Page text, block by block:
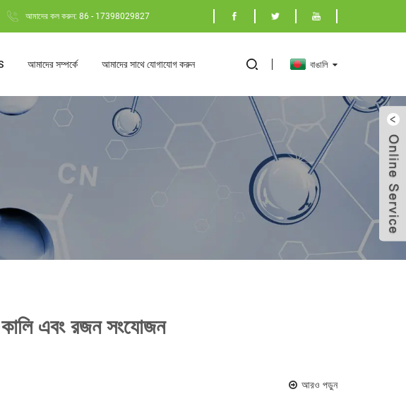
আমাদের কল করুন: 86 - 17398029827
আমাদের সম্পর্কে আমাদের সাথে যোগাযোগ করুন বাঙালি
এবং রজন সংযোজন
আরও পড়ুন